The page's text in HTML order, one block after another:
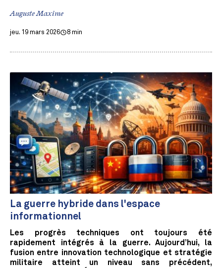
Auguste Maxime
jeu. 19 mars 2026 8 min
La guerre hybride dans l'espace
informationnel
Les progrès techniques ont toujours été
rapidement intégrés à la guerre. Aujourd’hui, la
fusion entre innovation technologique et stratégie
militaire atteint un niveau sans précédent,